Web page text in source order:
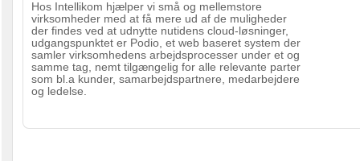
Hos Intellikom hjælper vi små og mellemstore
virksomheder med at få mere ud af de muligheder
der findes ved at udnytte nutidens cloud-løsninger,
udgangspunktet er Podio, et web baseret system der
samler virksomhedens arbejdsprocesser under et og
samme tag, nemt tilgængelig for alle relevante parter
som bl.a kunder, samarbejdspartnere, medarbejdere
og ledelse.